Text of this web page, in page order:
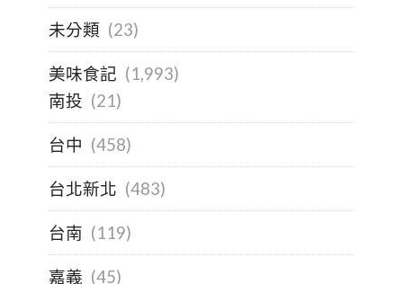
未分類 (23)
美味食記 (1,993)
南投 (21)
台中 (458)
台北新北 (483)
台南 (119)
嘉義 (45)